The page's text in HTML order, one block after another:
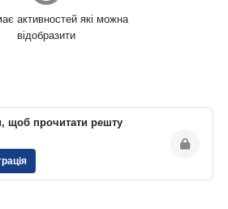
активностей які можна
відобразити
щоб прочитати решту